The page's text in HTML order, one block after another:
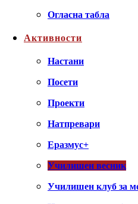
Огласна табла
Активности
Настани
Посети
Проекти
Натпревари
Еразмус+
Училишен весник
Училишен клуб за